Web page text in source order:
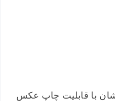
با قابلیت چاپ عکس